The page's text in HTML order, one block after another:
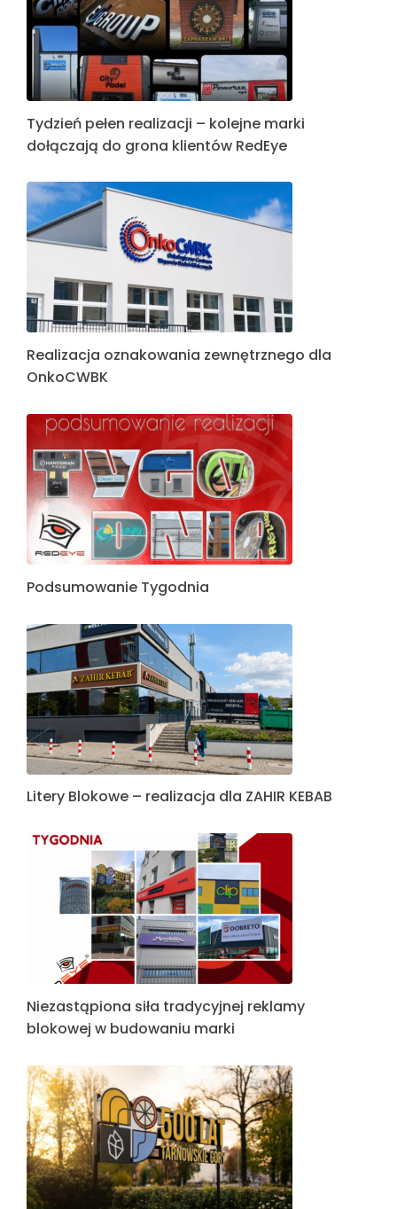
Tydzień pełen realizacji – kolejne marki
dołączają do grona klientów RedEye
Realizacja oznakowania zewnętrznego dla
OnkoCWBK
Podsumowanie Tygodnia
Litery Blokowe – realizacja dla ZAHIR KEBAB
Niezastąpiona siła tradycyjnej reklamy
blokowej w budowaniu marki